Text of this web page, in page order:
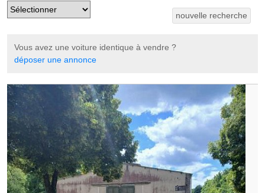
nouvelle recherche
Vous avez une voiture identique à vendre ?
déposer une annonce